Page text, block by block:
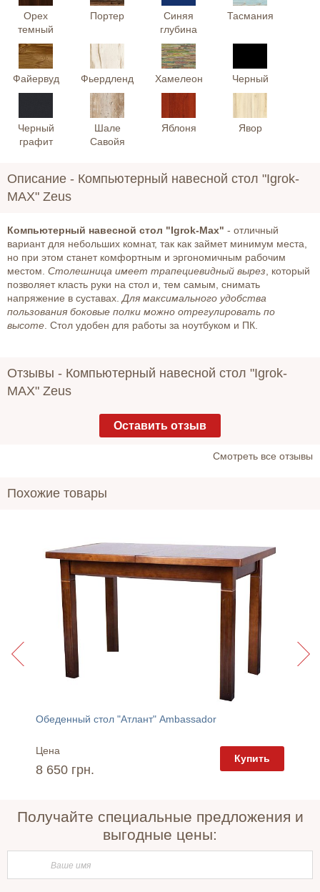
Орех
темный
Портер
Синяя
глубина
Тасмания
Файервуд Фьердленд Хамелеон Черный
Черный
графит
Шале
Савойя
Яблоня Явор
Описание - Компьютерный навесной стол "Igrok-
MAX" Zeus
Компьютерный навесной стол "Igrok-Max" - отличный
вариант для небольших комнат, так как займет минимум места,
но при этом станет комфортным и эргономичным рабочим
местом. Столешница имеет трапециевидный вырез , который
позволяет класть руки на стол и, тем самым, снимать
напряжение в суставах. Для максимального удобства
пользования боковые полки можно отрегулировать по
высоте . Стол удобен для работы за ноутбуком и ПК.
Отзывы - Компьютерный навесной стол "Igrok-
MAX" Zeus
Оставить отзыв
Cмотреть все отзывы
Похожие товары
Обеденный стол "Атлант" Ambassador
Цена
8 650 грн.
Купить
Получайте специальные предложения и
выгодные цены: